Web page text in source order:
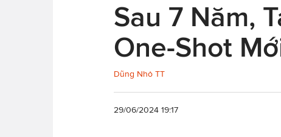
Sau 7 Năm,
One-Shot
Dũng Nhỏ TT
29/06/2024 19:17